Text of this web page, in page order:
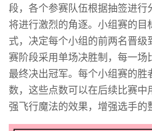
段，各个参赛队伍根据抽签进行
将进行激烈的角逐。小组赛的目
式，决定每个小组的前两名晋级
赛阶段采用单场决胜制，每一场
最终决出冠军。每个小组赛的胜
数，这些点数可以在后续比赛中
强飞行魔法的效果，增强选手的